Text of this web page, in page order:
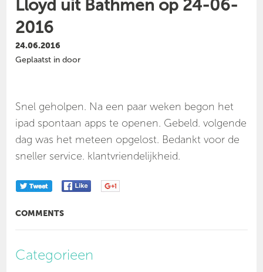
Lloyd uit Bathmen op 24-06-
2016
24.06.2016
Geplaatst in door
Snel geholpen. Na een paar weken begon het
ipad spontaan apps te openen. Gebeld. volgende
dag was het meteen opgelost. Bedankt voor de
sneller service. klantvriendelijkheid.
COMMENTS
Categorieen